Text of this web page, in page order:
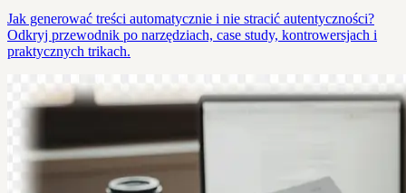
Jak generować treści automatycznie i nie stracić autentyczności?
Odkryj przewodnik po narzędziach, case study, kontrowersjach i
praktycznych trikach.